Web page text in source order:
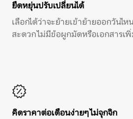
ยืดหยุ่นปรับเปลี่ยนได้
เลือกได้ว่าจะย้ายเข้าย้ายออกวันไ
สะดวก ไม่มีข้อผูกมัดหรือเอกสารเ
คิดราคาต่อเดือนง่ายๆ ไม่จุกจิก